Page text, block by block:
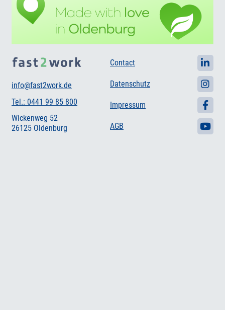
info@fast2work.de
Tel.: 0441 99 85 800
Wickenweg 52
26125 Oldenburg
Contact
Datenschutz
Impressum
AGB